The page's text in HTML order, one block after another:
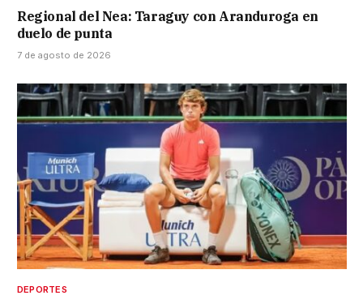
Regional del Nea: Taraguy con Aranduroga en
duelo de punta
7 de agosto de 2026
DEPORTES